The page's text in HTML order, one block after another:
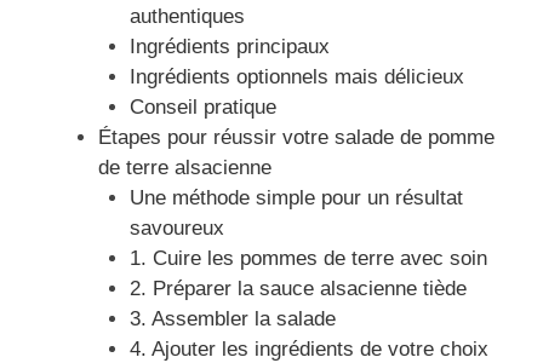
authentiques
Ingrédients principaux
Ingrédients optionnels mais délicieux
Conseil pratique
Étapes pour réussir votre salade de pomme
de terre alsacienne
Une méthode simple pour un résultat
savoureux
1. Cuire les pommes de terre avec soin
2. Préparer la sauce alsacienne tiède
3. Assembler la salade
4. Ajouter les ingrédients de votre choix